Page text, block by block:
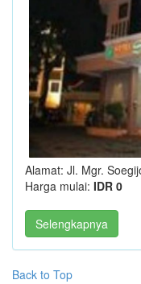
Alamat: Jl. Mgr.
Harga mulai: IDR 0
Selengkapnya
Back to Top